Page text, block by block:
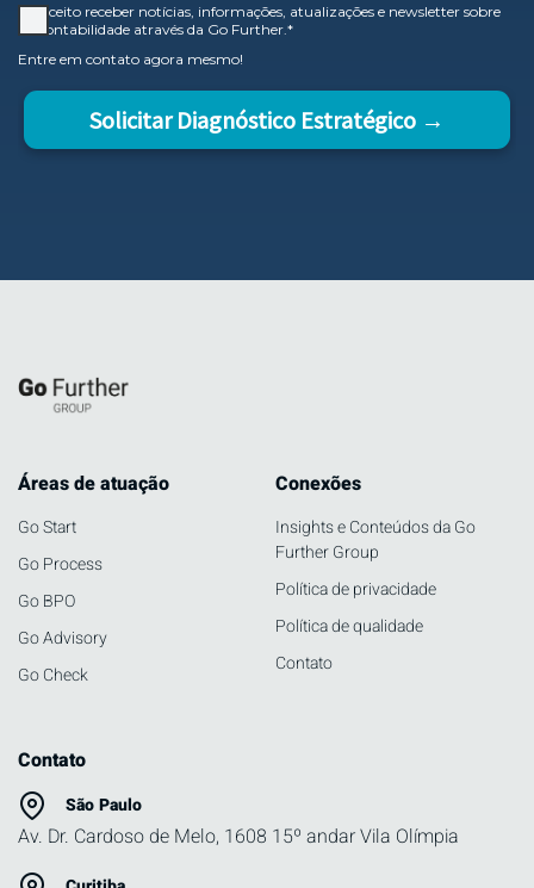
Aceito receber notícias, informações, atualizações e newsletter sobre
contabilidade através da Go Further.*
Entre em contato agora mesmo!
Solicitar Diagnóstico Estratégico →
Áreas de atuação
Go Start
Go Process
Go BPO
Go Advisory
Go Check
Conexões
Insights e Conteúdos da Go
Further Group
Política de privacidade
Política de qualidade
Contato
Contato
São Paulo
Av. Dr. Cardoso de Melo, 1608 15º andar Vila Olímpia